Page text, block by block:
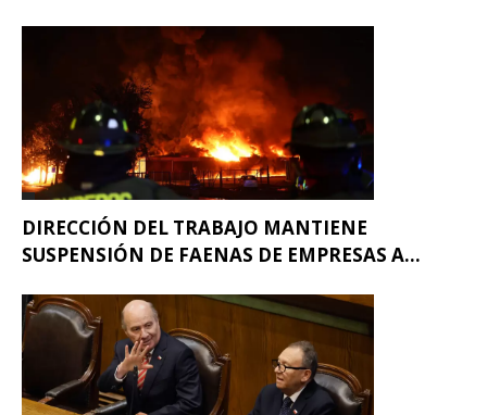
DIRECCIÓN DEL TRABAJO MANTIENE
SUSPENSIÓN DE FAENAS DE EMPRESAS A...